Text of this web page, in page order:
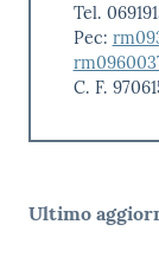
Tel.
Pec:
C. F.
Ultimo